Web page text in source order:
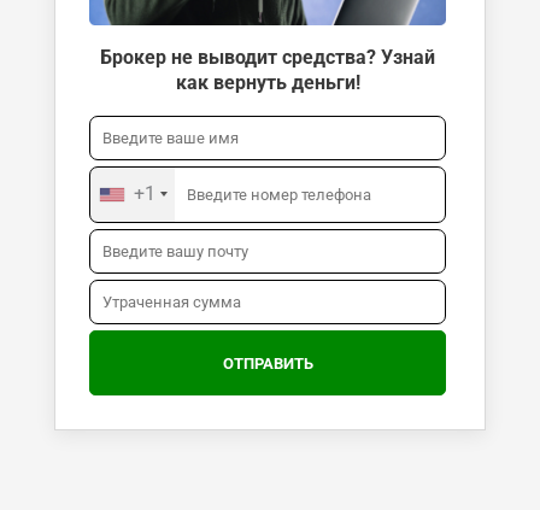
Брокер не выводит средства? Узнай
как вернуть деньги!
+1